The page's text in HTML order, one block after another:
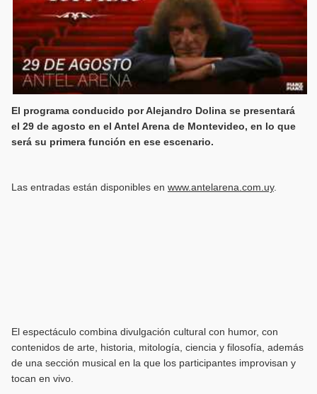
El programa conducido por Alejandro Dolina se presentará
el 29 de agosto en el Antel Arena de Montevideo, en lo que
será su primera función en ese escenario.
Las entradas están disponibles en www.antelarena.com.uy.
El espectáculo combina divulgación cultural con humor, con
contenidos de arte, historia, mitología, ciencia y filosofía, además
de una sección musical en la que los participantes improvisan y
tocan en vivo.